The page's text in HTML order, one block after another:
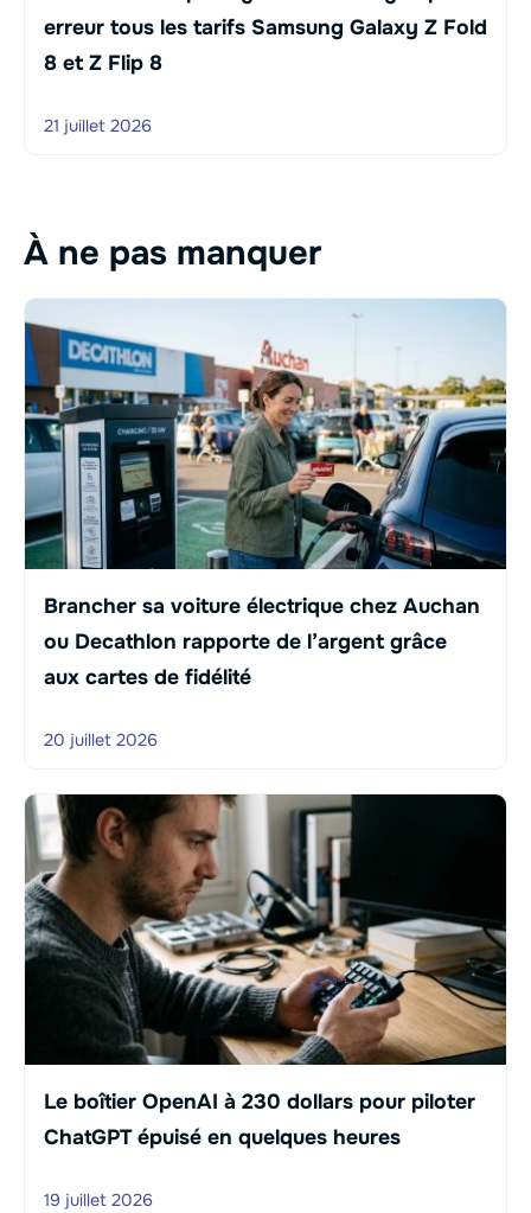
erreur tous les tarifs Samsung Galaxy Z Fold
8 et Z Flip 8
21 juillet 2026
À ne pas manquer
Brancher sa voiture électrique chez Auchan
ou Decathlon rapporte de l’argent grâce
aux cartes de fidélité
20 juillet 2026
Le boîtier OpenAI à 230 dollars pour piloter
ChatGPT épuisé en quelques heures
19 juillet 2026